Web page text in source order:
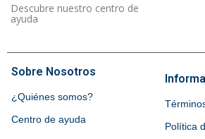
Descubre nuestro centro de
ayuda
Sobre Nosotros
¿Quiénes somos?
Centro de ayuda
Política